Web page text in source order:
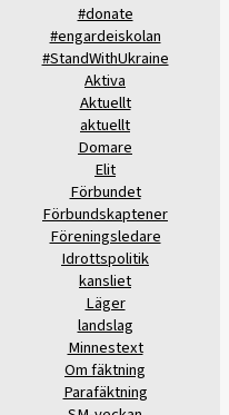
#donate
#engardeiskolan
#StandWithUkraine
Aktiva
Aktuellt
aktuellt
Domare
Elit
Förbundet
Förbundskaptener
Föreningsledare
Idrottspolitik
kansliet
Läger
landslag
Minnestext
Om fäktning
Parafäktning